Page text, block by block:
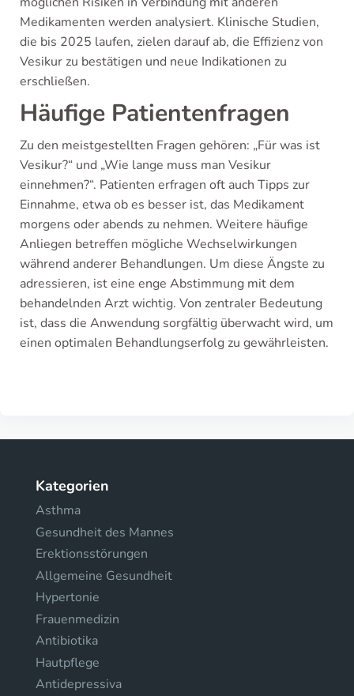
Medikamenten werden analysiert. Klinische Studien,
die bis 2025 laufen, zielen darauf ab, die Effizienz von
Vesikur zu bestätigen und neue Indikationen zu
erschließen.
Häufige Patientenfragen
Zu den meistgestellten Fragen gehören: „Für was ist
Vesikur?“ und „Wie lange muss man Vesikur
einnehmen?“. Patienten erfragen oft auch Tipps zur
Einnahme, etwa ob es besser ist, das Medikament
morgens oder abends zu nehmen. Weitere häufige
Anliegen betreffen mögliche Wechselwirkungen
während anderer Behandlungen. Um diese Ängste zu
adressieren, ist eine enge Abstimmung mit dem
behandelnden Arzt wichtig. Von zentraler Bedeutung
ist, dass die Anwendung sorgfältig überwacht wird, um
einen optimalen Behandlungserfolg zu gewährleisten.
Kategorien
Asthma
Gesundheit des Mannes
Erektionsstörungen
Allgemeine Gesundheit
Hypertonie
Frauenmedizin
Antibiotika
Hautpflege
Antidepressiva